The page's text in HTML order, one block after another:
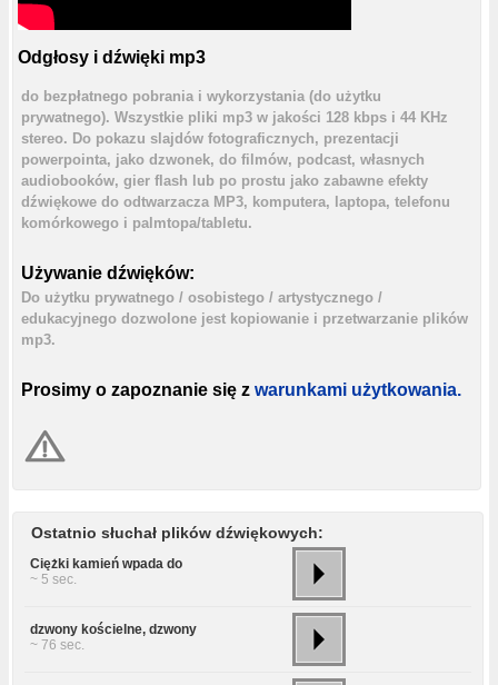
Odgłosy i dźwięki mp3
do bezpłatnego pobrania i wykorzystania (do użytku
prywatnego). Wszystkie pliki mp3 w jakości 128 kbps i 44 KHz
stereo. Do pokazu slajdów fotograficznych, prezentacji
powerpointa, jako dzwonek, do filmów, podcast, własnych
audiobooków, gier flash lub po prostu jako zabawne efekty
dźwiękowe do odtwarzacza MP3, komputera, laptopa, telefonu
komórkowego i palmtopa/tabletu.
Używanie dźwięków:
Do użytku prywatnego / osobistego / artystycznego /
edukacyjnego dozwolone jest kopiowanie i przetwarzanie plików
mp3.
Prosimy o zapoznanie się z warunkami użytkowania.
Ostatnio słuchał plików dźwiękowych:
Ciężki kamień wpada do
~ 5 sec.
dzwony kościelne, dzwony
~ 76 sec.